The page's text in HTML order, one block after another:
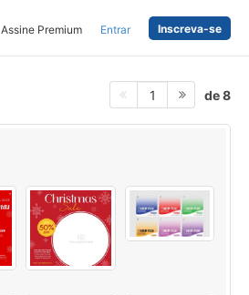
Assine Premium Entrar Inscreva-se
1 de 8